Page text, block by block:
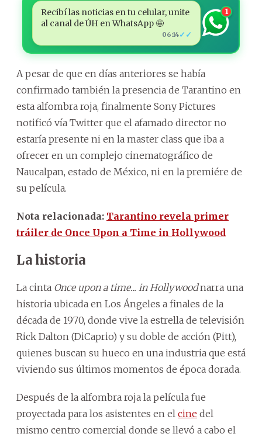
Recibí las noticias en tu celular, unite
al canal de ÚH en WhatsApp 🤩
06:14✓✓
1
A pesar de que en días anteriores se había
confirmado también la presencia de Tarantino en
esta alfombra roja, finalmente Sony Pictures
notificó vía Twitter que el afamado director no
estaría presente ni en la master class que iba a
ofrecer en un complejo cinematográfico de
Naucalpan, estado de México, ni en la premiére de
su película.
Nota relacionada: Tarantino revela primer
tráiler de Once Upon a Time in Hollywood
La historia
La cinta Once upon a time... in Hollywoodnarra una
historia ubicada en Los Ángeles a finales de la
década de 1970, donde vive la estrella de televisión
Rick Dalton (DiCaprio) y su doble de acción (Pitt),
quienes buscan su hueco en una industria que está
viviendo sus últimos momentos de época dorada.
Después de la alfombra roja la película fue
proyectada para los asistentes en el cine del
mismo centro comercial donde se llevó a cabo el